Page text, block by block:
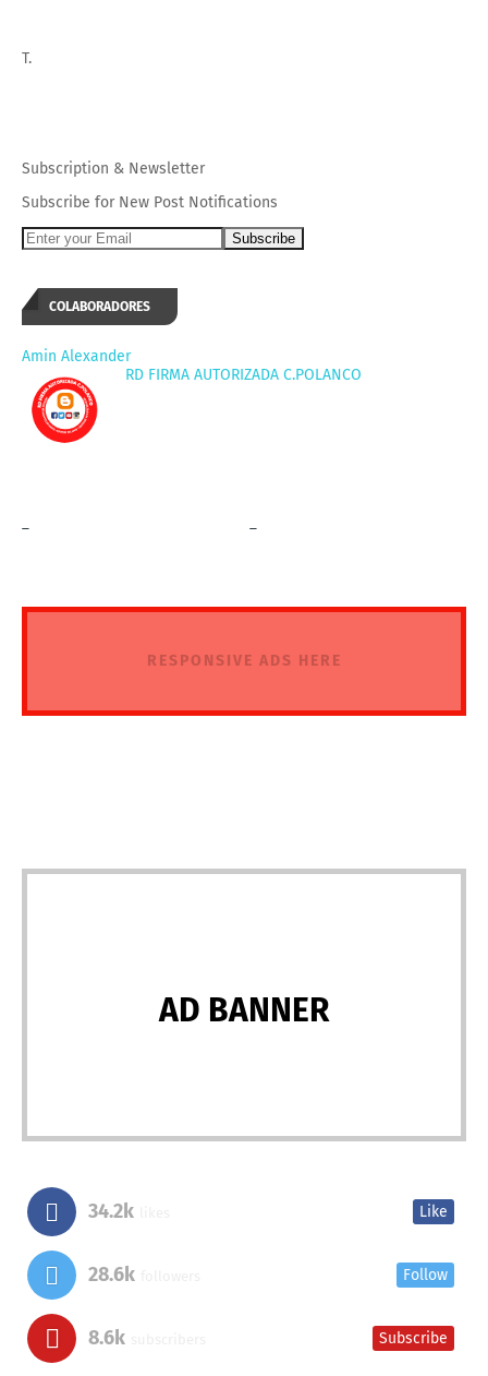
T.
Subscription & Newsletter
Subscribe for New Post Notifications
COLABORADORES
Amin Alexander
RD FIRMA AUTORIZADA C.POLANCO
RESPONSIVE ADS HERE
AD BANNER
34.2k Like
28.6k Follow
8.6k Subscribe